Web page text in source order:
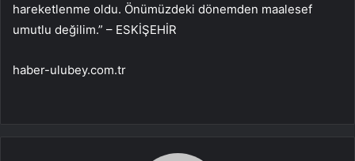
hareketlenme oldu. Önümüzdeki dönemden maalesef
umutlu değilim.” – ESKİŞEHİR
haber-ulubey.com.tr